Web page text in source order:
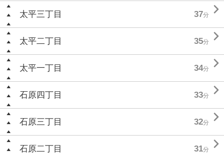
太平三丁目 37分 
太平二丁目 35分 
太平一丁目 34分 
石原四丁目 33分 
石原三丁目 32分 
石原二丁目 31分 